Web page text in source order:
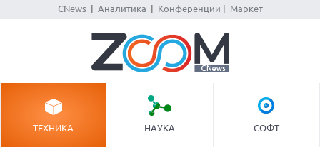
CNews| Аналитика Конференции Маркет
ТЕХНИКА НАУКА СОФТ